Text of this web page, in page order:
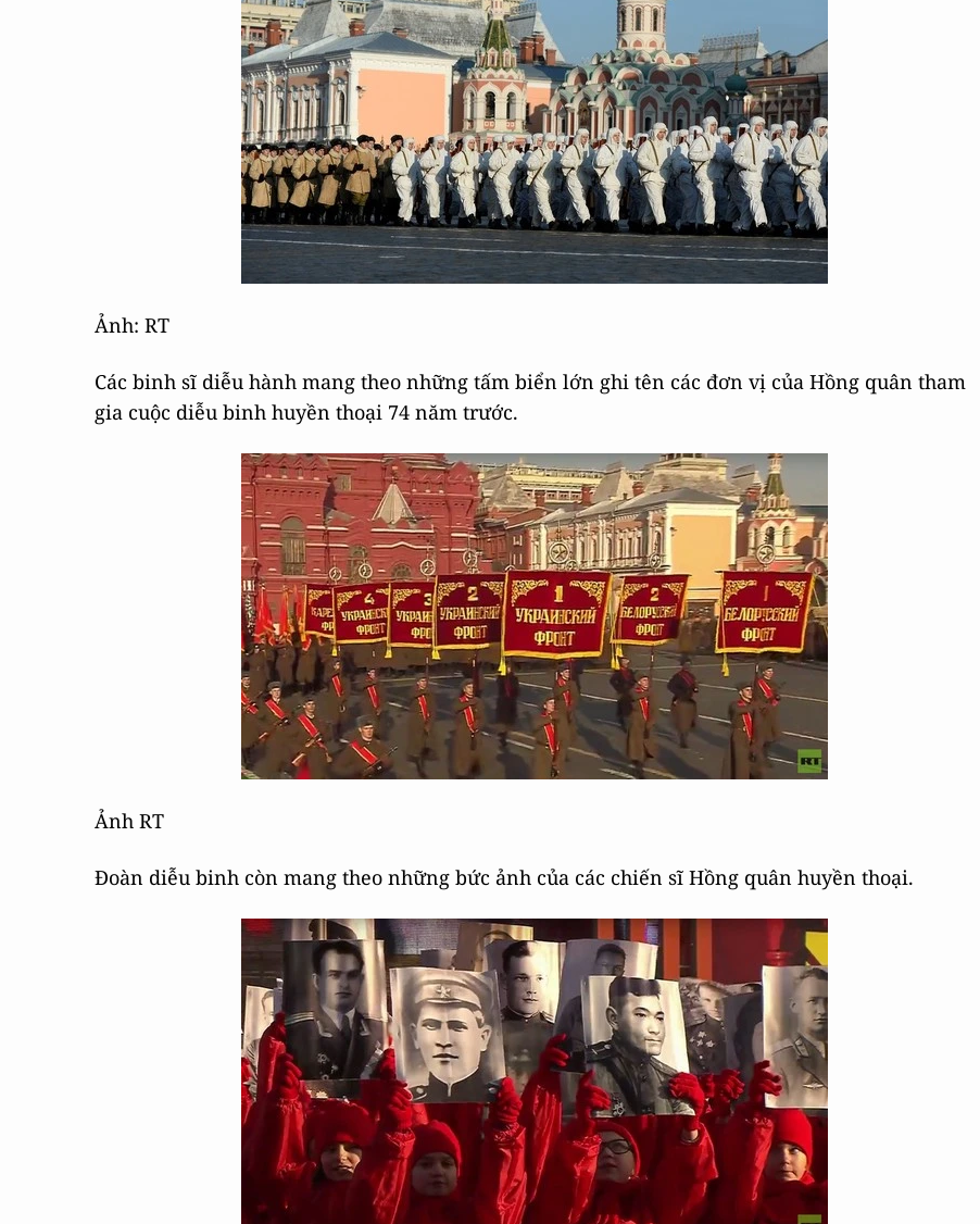
Ảnh: RT
Các binh sĩ diễu hành mang theo những tấm biển lớn ghi tên các đơn vị của Hồng quân tham
gia cuộc diễu binh huyền thoại 74 năm trước.
Ảnh RT
Đoàn diễu binh còn mang theo những bức ảnh của các chiến sĩ Hồng quân huyền thoại.